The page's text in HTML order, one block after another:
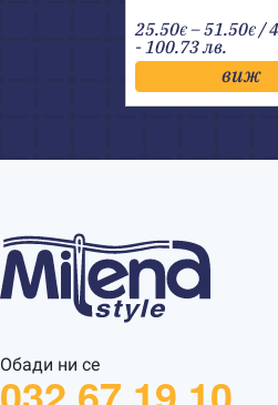
25.50€ –51.50€ /
- 100.73 лв.
виж
Обади ни се